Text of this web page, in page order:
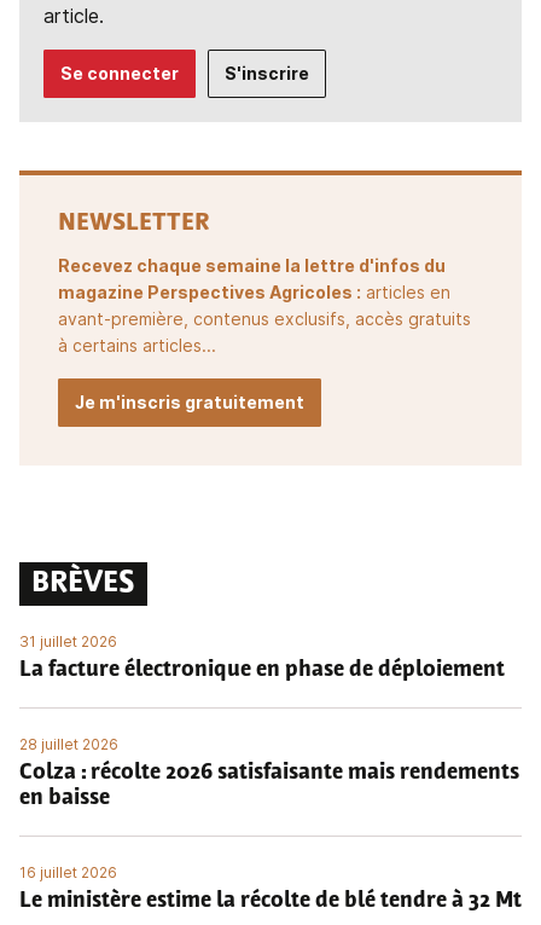
article.
Se connecter S'inscrire
NEWSLETTER
Recevez chaque semaine la lettre d'infos du
magazine Perspectives Agricoles : articles en
avant-première, contenus exclusifs, accès gratuits
à certains articles...
Je m'inscris gratuitement
BRÈVES
31 juillet 2026
La facture électronique en phase de déploiement
28 juillet 2026
Colza : récolte 2026 satisfaisante mais rendements
en baisse
16 juillet 2026
Le ministère estime la récolte de blé tendre à 32 Mt